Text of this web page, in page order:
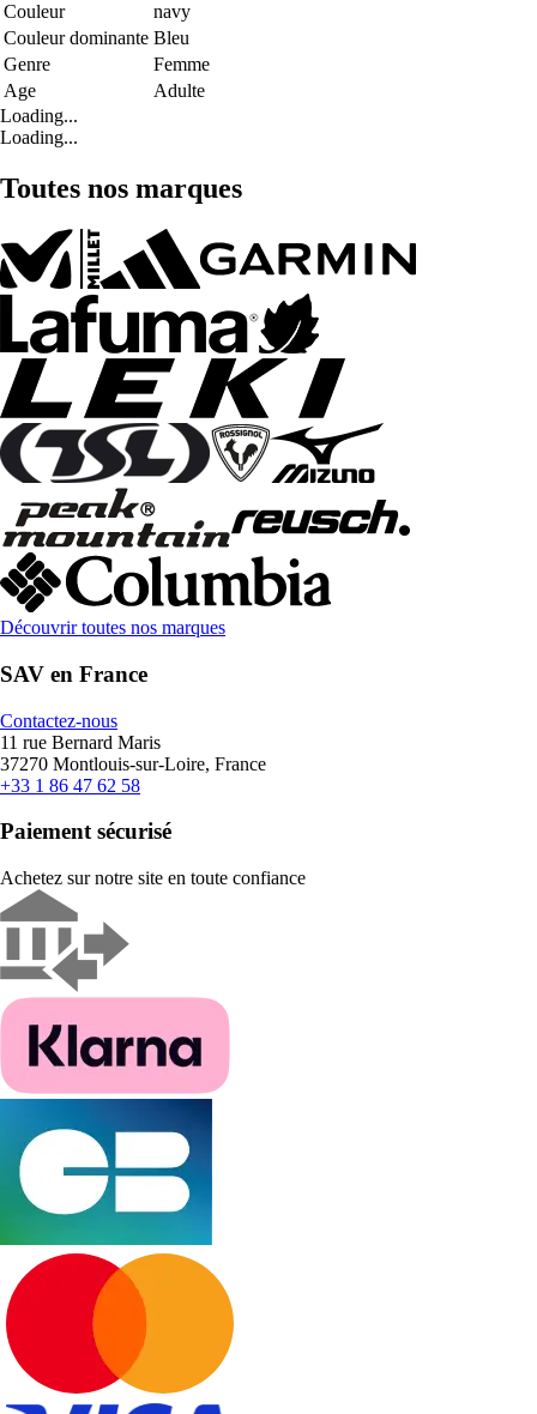
Couleur
navy
Couleur dominante Bleu
Genre
Femme
Age
Adulte
Loading...
Loading...
Toutes nos marques
Découvrir toutes nos marques
SAV en France
Contactez-nous
11 rue Bernard Maris
37270 Montlouis-sur-Loire, France
+33 1 86 47 62 58
Paiement sécurisé
Achetez sur notre site en toute confiance